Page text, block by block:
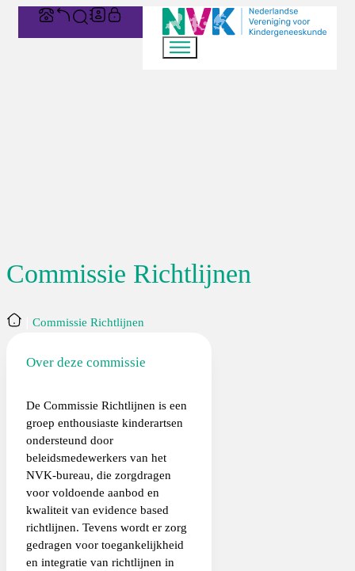
Commissie Richtlijnen
HomeCommissie Richtlijnen
Over deze commissie
De Commissie Richtlijnen is een
groep enthousiaste kinderartsen
ondersteund door
beleidsmedewerkers van het
NVK-bureau, die zorgdragen
voor voldoende aanbod en
kwaliteit van evidence based
richtlijnen. Tevens wordt er zorg
gedragen voor toegankelijkheid
en integratie van richtlijnen in